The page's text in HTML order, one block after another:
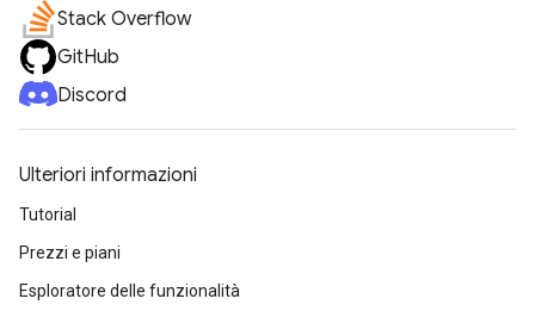
Stack Overflow
GitHub
Discord
Ulteriori informazioni
Tutorial
Prezzi e piani
Esploratore delle funzionalità